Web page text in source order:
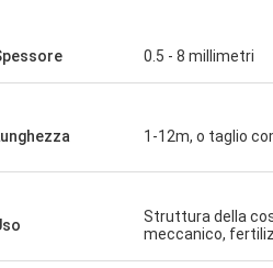
0.5 - 8 millimetri
1-12m, o taglio
Struttura della
meccanico,